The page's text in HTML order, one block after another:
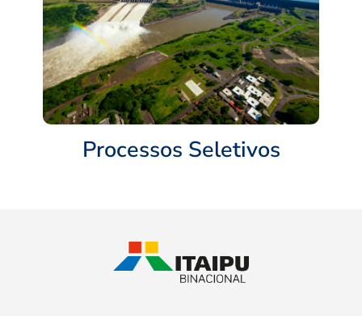
Processos Seletivos